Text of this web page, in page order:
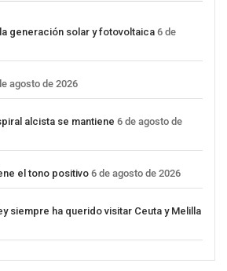
generación solar y fotovoltaica 6 de
agosto de 2026
alcista se mantiene 6 de agosto de
el tono positivo 6 de agosto de 2026
siempre ha querido visitar Ceuta y Melilla